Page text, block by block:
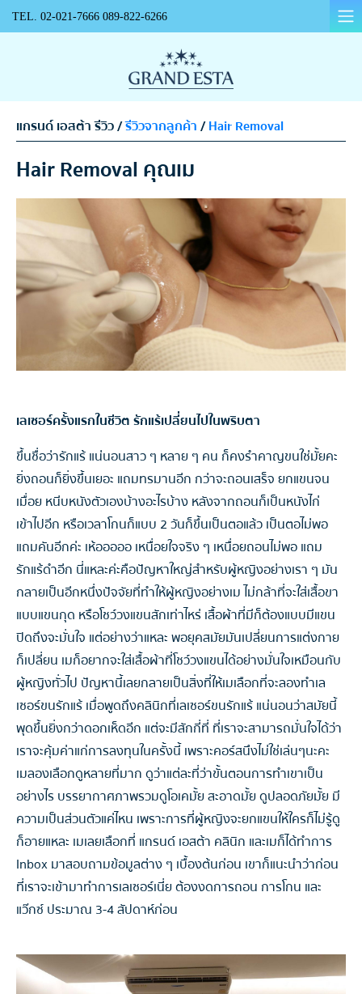
TEL. 02-021-7666 089-822-6266
แกรนด์ เอสต้า รีวิว /รีวิวจากลูกค้า/Hair Removal
Hair Removal คุณเม
เลเซอร์ครั้งแรกในชีวิต รักแร้เปลี่ยนไปในพริบตา
ขึ้นชื่อว่ารักแร้ แน่นอนสาว ๆ หลาย ๆ คน ก็คงรำคาญขนใช่มั้ยคะ
ยิ่งถอนก็ยิ่งขึ้นเยอะ แถมทรมานอีก กว่าจะถอนเสร็จ ยกแขนจน
เมื่อย หนีบหนังตัวเองบ้างอะไรบ้าง หลังจากถอนก็เป็นหนังไก่
เข้าไปอีก หรือเวลาโกนก็แบบ 2 วันก็ขึ้นเป็นตอแล้ว เป็นตอไม่พอ
แถมคันอีกค่ะ เห้อออออ เหนื่อยใจจริง ๆ เหนื่อยถอนไม่พอ แถม
รักแร้ดำอีก นี่แหละค่ะคือปัญหาใหญ่สำหรับผู้หญิงอย่างเรา ๆ มัน
กลายเป็นอีกหนึ่งปัจจัยที่ทำให้ผู้หญิงอย่างเม ไม่กล้าที่จะใส่เสื้อขา
แบบแขนกุด หรือโชว์วงแขนสักเท่าไหร่ เสื้อผ้าที่มีก็ต้องแบบมีแขน
ปิดถึงจะมั่นใจ แต่อย่างว่าแหละ พอยุคสมัยมันเปลี่ยนการแต่งกาย
ก็เปลี่ยน เมก็อยากจะใส่เสื้อผ้าที่โชว์วงแขนได้อย่างมั่นใจเหมือนกับ
ผู้หญิงทั่วไป ปัญหานี้เลยกลายเป็นสิ่งที่ให้เมเลือกที่จะลองทำเล
เซอร์ขนรักแร้ เมื่อพูดถึงคลินิกที่เลเซอร์ขนรักแร้ แน่นอนว่าสมัยนี้
พุดขึ้นยิ่งกว่าดอกเห็ดอีก แต่จะมีสักกี่ที่ ที่เราจะสามารถมั่นใจได้ว่า
เราจะคุ้มค่าแก่การลงทุนในครั้งนี้ เพราะคอร์สนึงไม่ใช่เล่นๆนะคะ
เมลองเลือกดูหลายที่มาก ดูว่าแต่ละที่ว่าขั้นตอนการทำเขาเป็น
อย่างไร บรรยากาศภาพรวมดูโอเคมั้ย สะอาดมั้ย ดูปลอดภัยมั้ย มี
ความเป็นส่วนตัวแค่ไหน เพราะการที่ผู้หญิงจะยกแขนให้ใครก็ไม่รู้ดู
ก็อายแหละ เมเลยเลือกที่ แกรนด์ เอสต้า คลินิก และเมก็ได้ทำการ
Inbox มาสอบถามข้อมูลต่าง ๆ เบื้องต้นก่อน เขาก็แนะนำว่าก่อน
ที่เราจะเข้ามาทำการเลเซอร์เนี่ย ต้องงดการถอน การโกน และ
แว๊กซ์ ประมาณ 3-4 สัปดาห์ก่อน